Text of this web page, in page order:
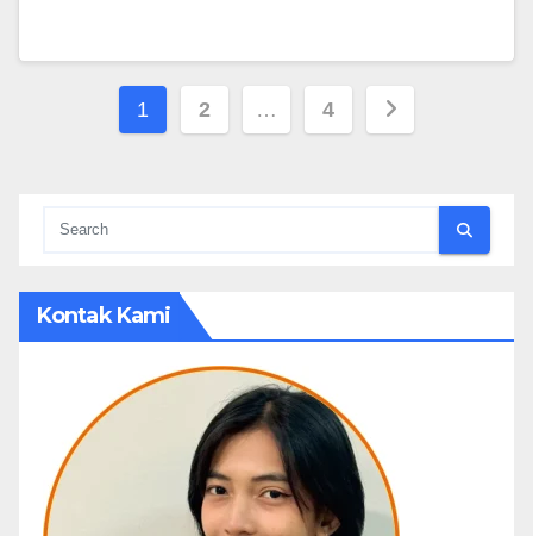
Posts
1 2 … 4
Kontak Kami